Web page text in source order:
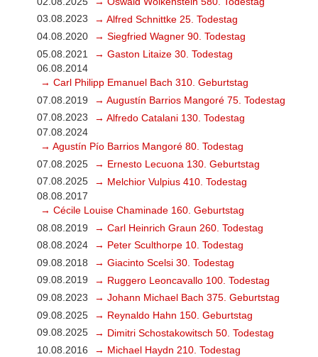
03.08.2023
→ Alfred Schnittke 25. Todestag
04.08.2020
→ Siegfried Wagner 90. Todestag
05.08.2021
→ Gaston Litaize 30. Todestag
06.08.2014
→ Carl Philipp Emanuel Bach 310. Geburtstag
07.08.2019
→ Augustín Barrios Mangoré 75. Todestag
07.08.2023
→ Alfredo Catalani 130. Todestag
07.08.2024
→ Agustín Pío Barrios Mangoré 80. Todestag
07.08.2025
→ Ernesto Lecuona 130. Geburtstag
07.08.2025
→ Melchior Vulpius 410. Todestag
08.08.2017
→ Cécile Louise Chaminade 160. Geburtstag
08.08.2019
→ Carl Heinrich Graun 260. Todestag
08.08.2024
→ Peter Sculthorpe 10. Todestag
09.08.2018
→ Giacinto Scelsi 30. Todestag
09.08.2019
→ Ruggero Leoncavallo 100. Todestag
09.08.2023
→ Johann Michael Bach 375. Geburtstag
09.08.2025
→ Reynaldo Hahn 150. Geburtstag
09.08.2025
→ Dimitri Schostakowitsch 50. Todestag
10.08.2016
→ Michael Haydn 210. Todestag